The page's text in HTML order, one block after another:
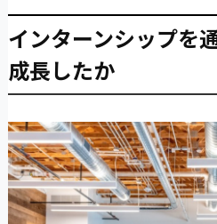
インターンシップを
成長したか